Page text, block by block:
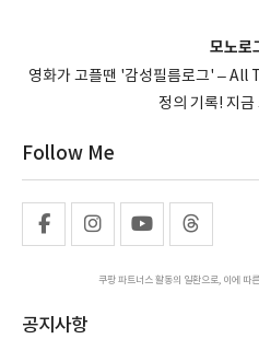
모노로
영화가 고플땐 '감성필름로그' –
정의 기록! 지금
Follow Me
쿠팡 파트너스 활동의 일환으로, 이에 따
공지사항